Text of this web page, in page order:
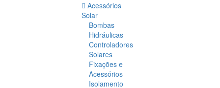
Acessórios
Solar
Bombas
Hidráulicas
Controladores
Solares
Fixações e
Acessórios
Isolamento